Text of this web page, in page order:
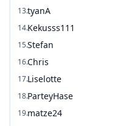
13.tyanA
14.Kekusss111
15.Stefan
16.Chris
17.Liselotte
18.ParteyHase
19.matze24